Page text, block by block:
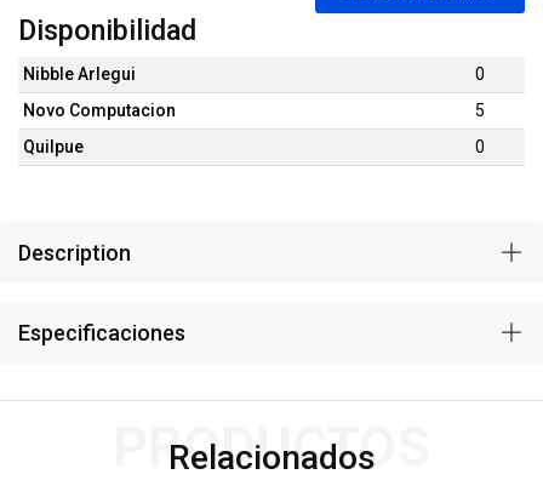
Disponibilidad
Nibble Arlegui
0
Novo Computacion
5
Quilpue
0
Description
Especificaciones
Relacionados
PRODUCTOS